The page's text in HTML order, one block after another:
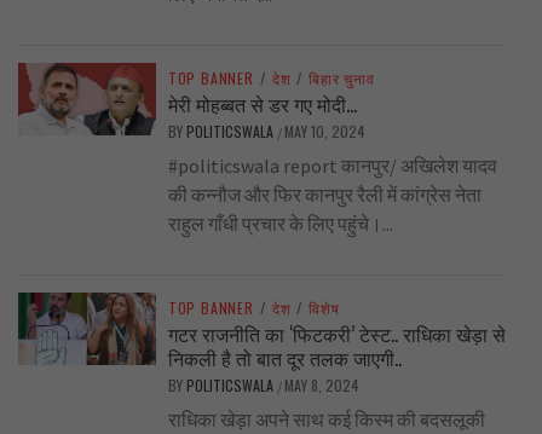
TOP BANNER / देश / बिहार चुनाव
मेरी मोहब्बत से डर गए मोदी…
BY POLITICSWALA / MAY 10, 2024
#politicswala report कानपुर/ अखिलेश यादव
की कन्नौज और फिर कानपुर रैली में कांग्रेस नेता
राहुल गाँधी प्रचार के लिए पहुंचे।...
TOP BANNER / देश / विशेष
गटर राजनीति का ‘फिटकरी’ टेस्ट.. राधिका खेड़ा से
निकली है तो बात दूर तलक जाएगी..
BY POLITICSWALA / MAY 8, 2024
राधिका खेड़ा अपने साथ कई किस्म की बदसलूकी